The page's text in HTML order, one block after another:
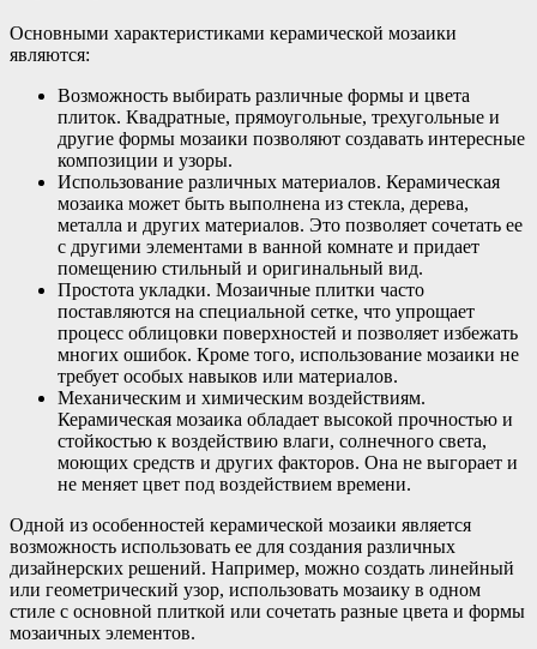
Основными характеристиками керамической мозаики
являются:
Возможность выбирать различные формы и цвета
плиток. Квадратные, прямоугольные, трехугольные и
другие формы мозаики позволяют создавать интересные
композиции и узоры.
Использование различных материалов. Керамическая
мозаика может быть выполнена из стекла, дерева,
металла и других материалов. Это позволяет сочетать ее
с другими элементами в ванной комнате и придает
помещению стильный и оригинальный вид.
Простота укладки. Мозаичные плитки часто
поставляются на специальной сетке, что упрощает
процесс облицовки поверхностей и позволяет избежать
многих ошибок. Кроме того, использование мозаики не
требует особых навыков или материалов.
Механическим и химическим воздействиям.
Керамическая мозаика обладает высокой прочностью и
стойкостью к воздействию влаги, солнечного света,
моющих средств и других факторов. Она не выгорает и
не меняет цвет под воздействием времени.
Одной из особенностей керамической мозаики является
возможность использовать ее для создания различных
дизайнерских решений. Например, можно создать линейный
или геометрический узор, использовать мозаику в одном
стиле с основной плиткой или сочетать разные цвета и формы
мозаичных элементов.